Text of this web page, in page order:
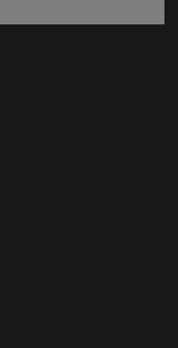
nueva ventana)
nueva ventana)